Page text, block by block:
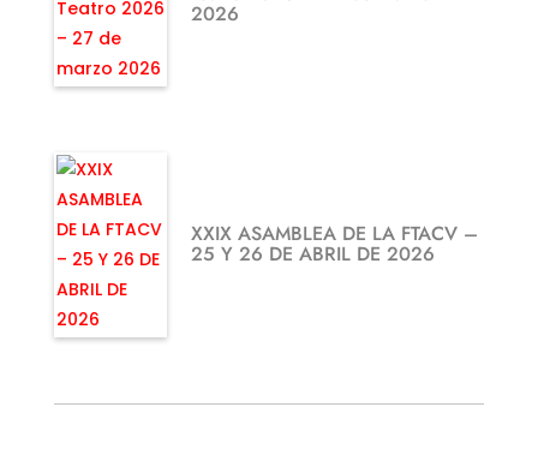
2026
XXIX ASAMBLEA DE LA FTACV –
25 Y 26 DE ABRIL DE 2026